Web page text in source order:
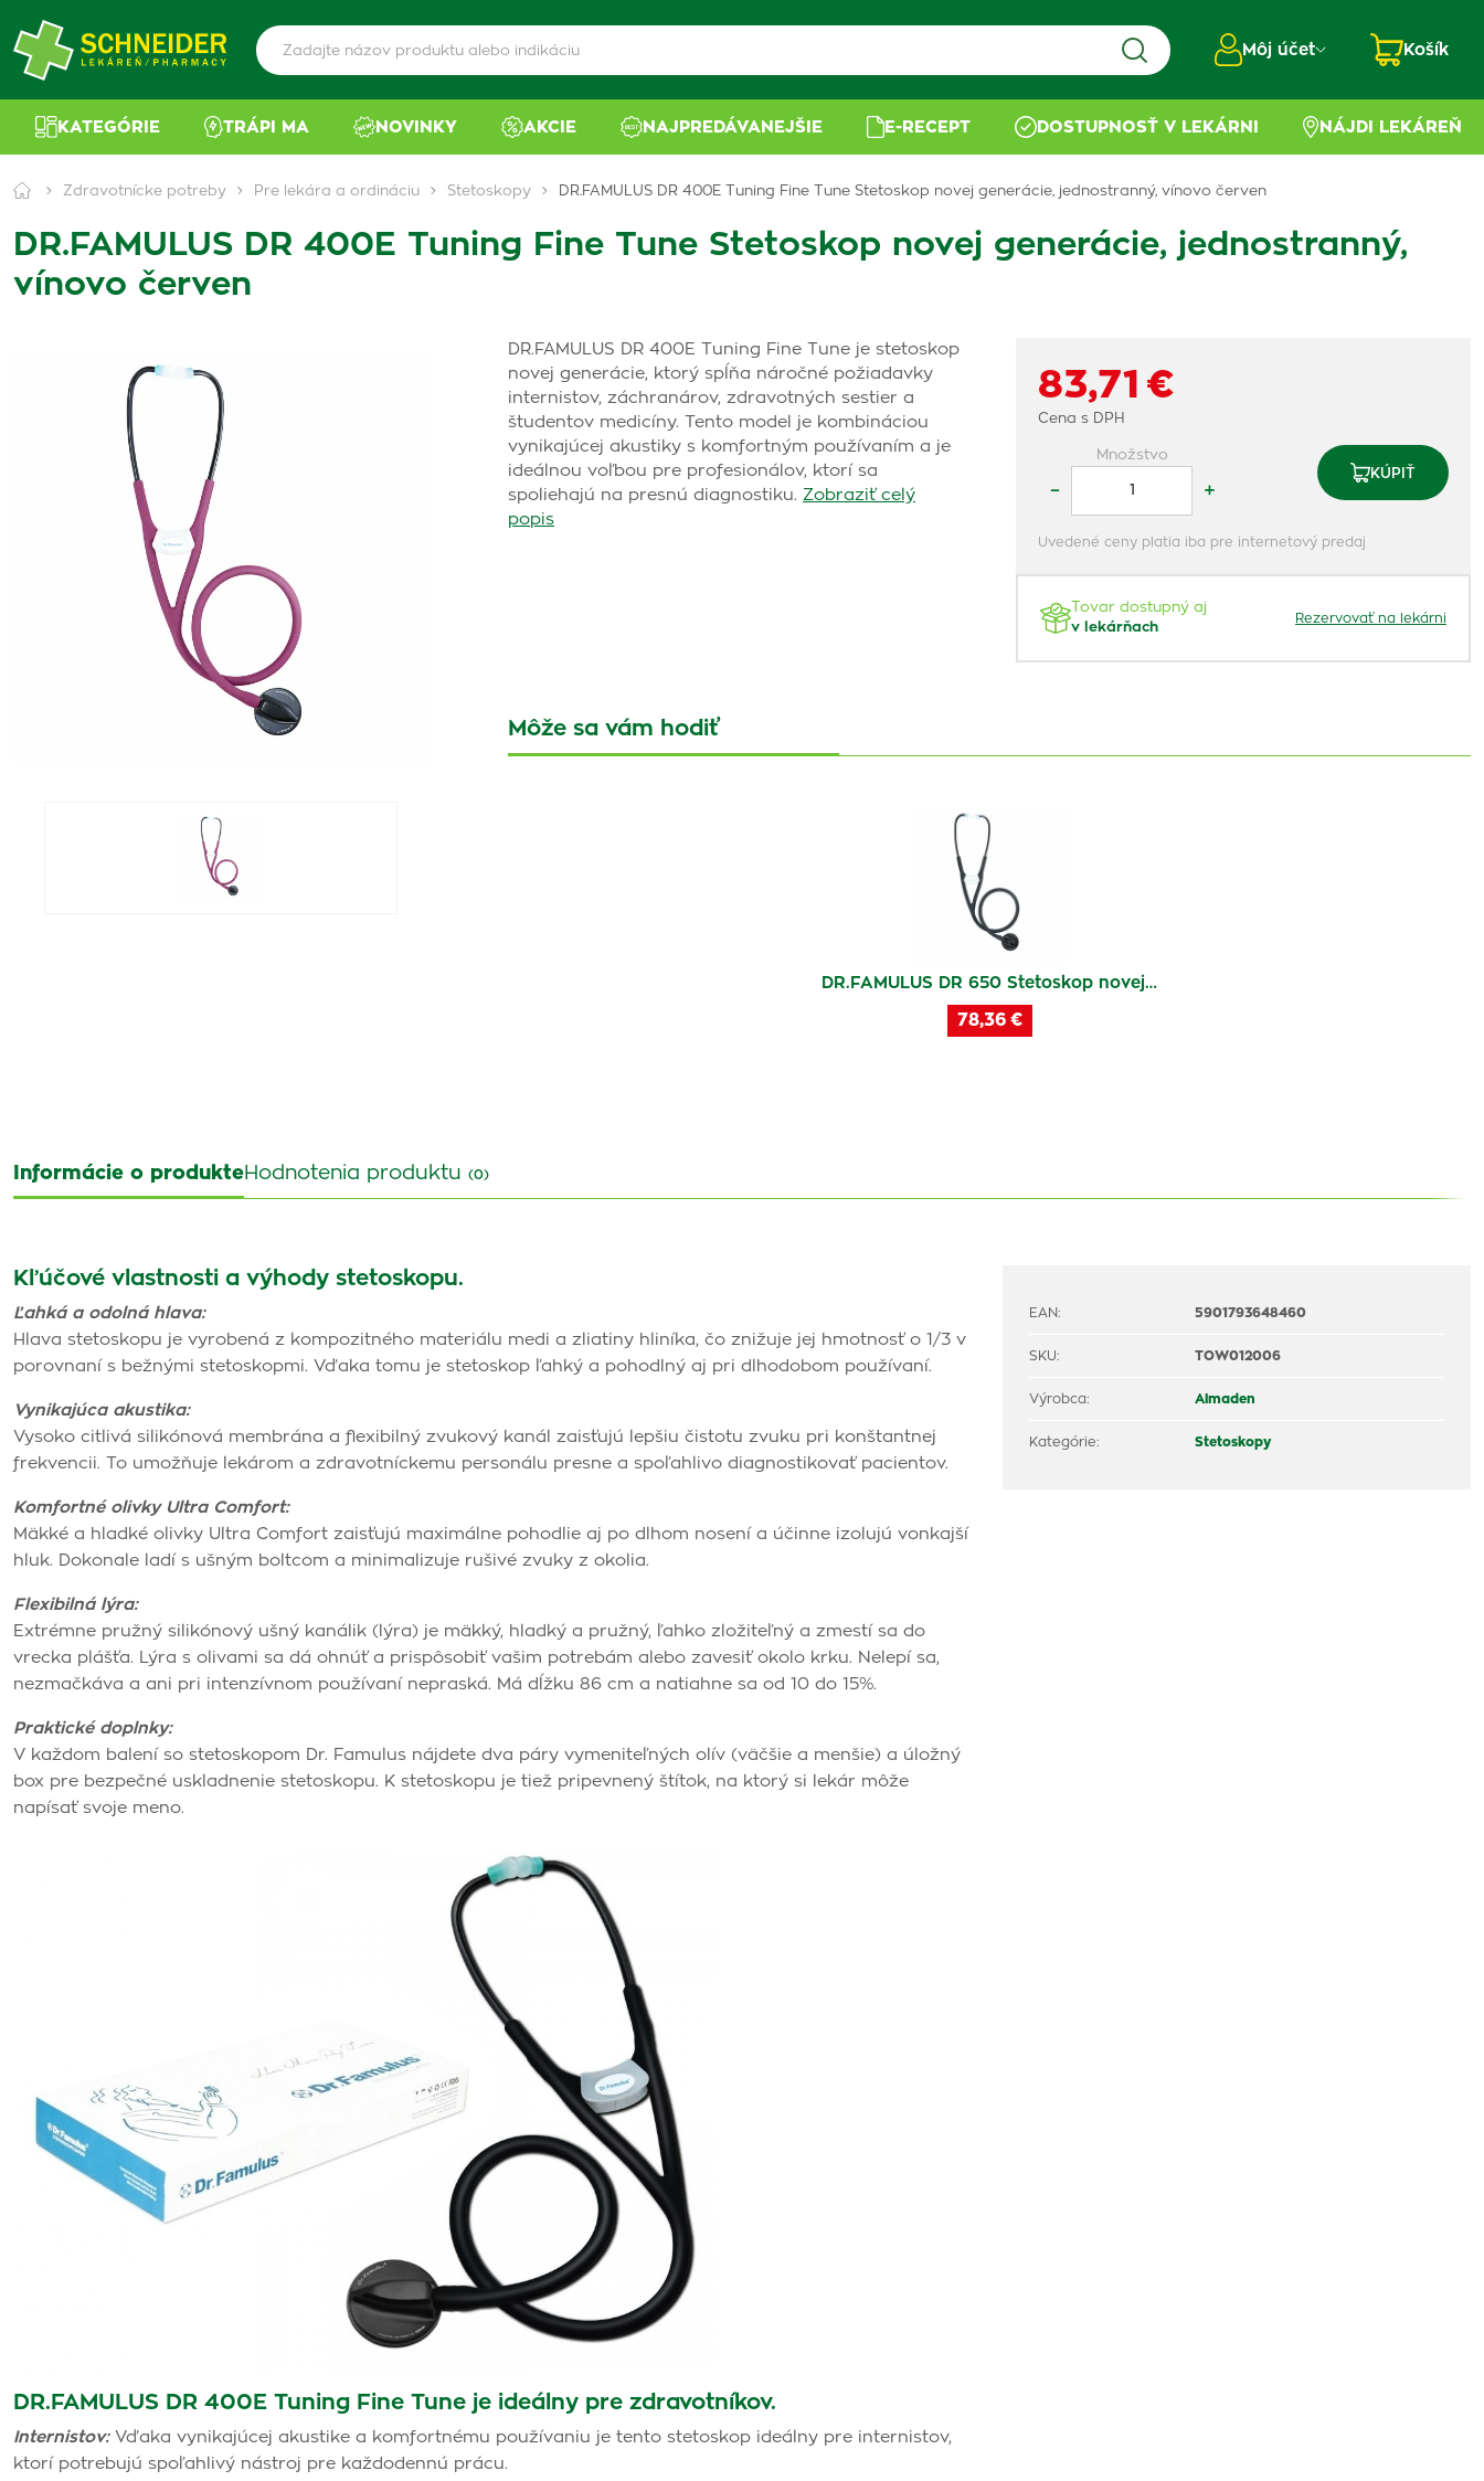
Môj účet Košík
KATEGÓRIE TRÁPI MA NOVINKY AKCIE NAJPREDÁVANEJŠIE E-RECEPT DOSTUPNOSŤ V LEKÁRNI NÁJDI LEKÁREŇ
Zdravotnícke potreby Pre lekára a ordináciu Stetoskopy DR.FAMULUS DR 400E Tuning Fine Tune Stetoskop novej generácie, jednostranný, vínovo červen
DR.FAMULUS DR 400E Tuning Fine Tune Stetoskop novej generácie, jednostranný,
vínovo červen
DR.FAMULUS DR 400E Tuning Fine Tune je stetoskop
novej generácie, ktorý spĺňa náročné požiadavky
internistov, záchranárov, zdravotných sestier a
študentov medicíny. Tento model je kombináciou
vynikajúcej akustiky s komfortným používaním a je
ideálnou voľbou pre profesionálov, ktorí sa
spoliehajú na presnú diagnostiku. Zobraziť celý
popis
83,71 €
Cena s DPH
Množstvo
– +
KÚPIŤ
Uvedené ceny platia iba pre internetový predaj
Tovar dostupný aj
v lekárňach
Rezervovať na lekárni
Môže sa vám hodiť
DR.FAMULUS DR 650 Stetoskop novej…
78,36 €
Informácie o produkteHodnotenia produktu (0)
Kľúčové vlastnosti a výhody stetoskopu.
Ľahká a odolná hlava:
Hlava stetoskopu je vyrobená z kompozitného materiálu medi a zliatiny hliníka, čo znižuje jej hmotnosť o 1/3 v
porovnaní s bežnými stetoskopmi. Vďaka tomu je stetoskop ľahký a pohodlný aj pri dlhodobom používaní.
Vynikajúca akustika:
Vysoko citlivá silikónová membrána a flexibilný zvukový kanál zaisťujú lepšiu čistotu zvuku pri konštantnej
frekvencii. To umožňuje lekárom a zdravotníckemu personálu presne a spoľahlivo diagnostikovať pacientov.
Komfortné olivky Ultra Comfort:
Mäkké a hladké olivky Ultra Comfort zaisťujú maximálne pohodlie aj po dlhom nosení a účinne izolujú vonkajší
hluk. Dokonale ladí s ušným boltcom a minimalizuje rušivé zvuky z okolia.
Flexibilná lýra:
Extrémne pružný silikónový ušný kanálik (lýra) je mäkký, hladký a pružný, ľahko zložiteľný a zmestí sa do
vrecka plášťa. Lýra s olivami sa dá ohnúť a prispôsobiť vašim potrebám alebo zavesiť okolo krku. Nelepí sa,
nezmačkáva a ani pri intenzívnom používaní nepraská. Má dĺžku 86 cm a natiahne sa od 10 do 15%.
Praktické doplnky:
V každom balení so stetoskopom Dr. Famulus nájdete dva páry vymeniteľných olív (väčšie a menšie) a úložný
box pre bezpečné uskladnenie stetoskopu. K stetoskopu je tiež pripevnený štítok, na ktorý si lekár môže
napísať svoje meno.
DR.FAMULUS DR 400E Tuning Fine Tune je ideálny pre zdravotníkov.
Internistov:Vďaka vynikajúcej akustike a komfortnému používaniu je tento stetoskop ideálny pre internistov,
ktorí potrebujú spoľahlivý nástroj pre každodennú prácu.
EAN: 5901793648460
SKU: TOW012006
Výrobca: Almaden
Kategórie: Stetoskopy